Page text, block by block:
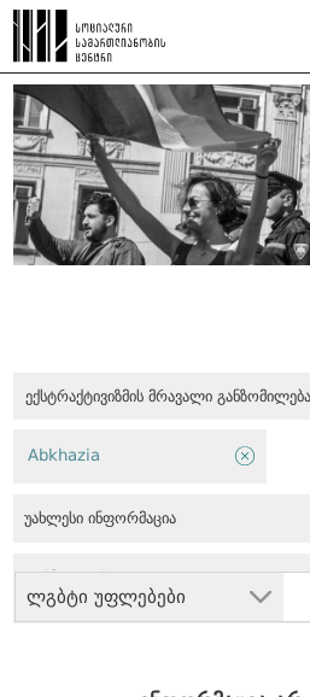
ექსტრაქტივიზმის მრავალი განზომილება
ლგბტი უფლებები
Abkhazia
უახლესი ინფორმაცია